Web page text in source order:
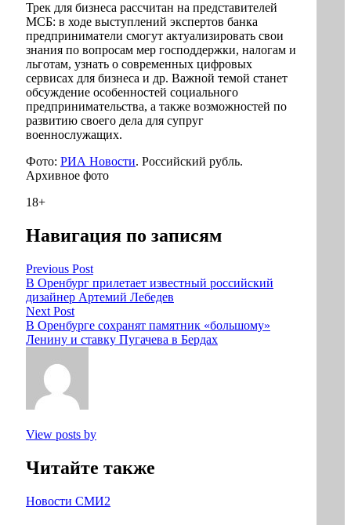
Трек для бизнеса рассчитан на представителей
МСБ: в ходе выступлений экспертов банка
предприниматели смогут актуализировать свои
знания по вопросам мер господдержки, налогам и
льготам, узнать о современных цифровых
сервисах для бизнеса и др. Важной темой станет
обсуждение особенностей социального
предпринимательства, а также возможностей по
развитию своего дела для супруг
военнослужащих.
Фото: РИА Новости. Российский рубль.
Архивное фото
18+
Навигация по записям
Previous Post
В Оренбург прилетает известный российский
дизайнер Артемий Лебедев
Next Post
В Оренбурге сохранят памятник «большому»
Ленину и ставку Пугачева в Бердах
View posts by
Читайте также
Новости СМИ2